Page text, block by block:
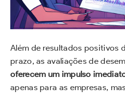
Além de resultados positivos
prazo, as avaliações de
oferecem um impulso
apenas para as empresas,